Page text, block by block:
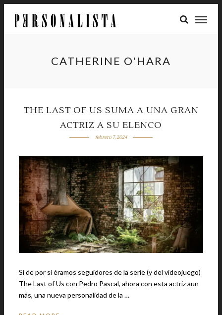
CATHERINE O'HARA
THE LAST OF US SUMA A UNA GRAN
ACTRIZ A SU ELENCO
febrero 7, 2024
Si de por sí éramos seguidores de la serie (y del videojuego)
The Last of Us con Pedro Pascal, ahora con esta actriz aun
más, una nueva personalidad de la …